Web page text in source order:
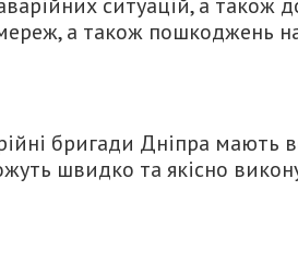
а також пошкоджень
бригади Дніпра мають
швидко та якісно